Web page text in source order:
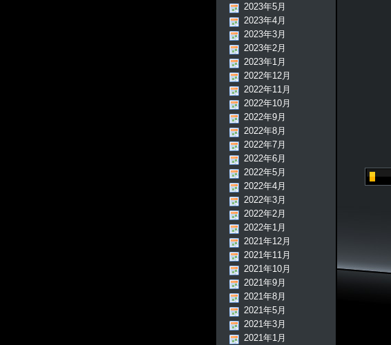
2023年5月
2023年4月
2023年3月
2023年2月
2023年1月
2022年12月
2022年11月
2022年10月
2022年9月
2022年8月
2022年7月
2022年6月
2022年5月
2022年4月
2022年3月
2022年2月
2022年1月
2021年12月
2021年11月
2021年10月
2021年9月
2021年8月
2021年5月
2021年3月
2021年1月